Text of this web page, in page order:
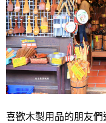
喜歡木製用品的朋友